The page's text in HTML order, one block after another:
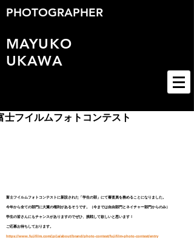
PHOTOGRAPHER
MAYUKO
UKAWA
士フイルムフォトコンテスト
富士フイルムフォトコンテストに新設された「学生の部」にて審査員を務めることになりました。
今年から全ての部門に大賞の権利があるそうです。（今までは自由部門とネイチャー部門からのみ）
学生の皆さんにもチャンスがありますのでぜひ、挑戦して欲しいと思います！
ご応募お待ちしております。
https://www.fujifilm.com/jp/ja/about/brand/photo-contest/fujifilm-photo-contest/entry